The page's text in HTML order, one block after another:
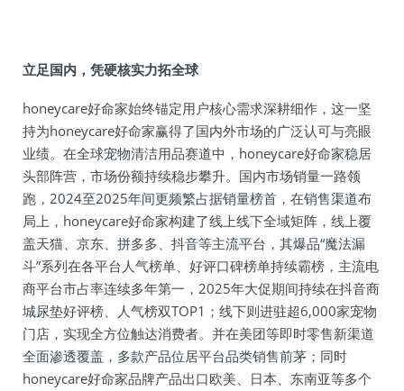
立足国内，凭硬核实力拓全球
honeycare好命家始终锚定用户核心需求深耕细作，这一坚
持为honeycare好命家赢得了国内外市场的广泛认可与亮眼
业绩。在全球宠物清洁用品赛道中，honeycare好命家稳居
头部阵营，市场份额持续稳步攀升。国内市场销量一路领
跑，2024至2025年间更频繁占据销量榜首，在销售渠道布
局上，honeycare好命家构建了线上线下全域矩阵，线上覆
盖天猫、京东、拼多多、抖音等主流平台，其爆品“魔法漏
斗”系列在各平台人气榜单、好评口碑榜单持续霸榜，主流电
商平台市占率连续多年第一，2025年大促期间持续在抖音商
城尿垫好评榜、人气榜双TOP1；线下则进驻超6,000家宠物
门店，实现全方位触达消费者。并在美团等即时零售新渠道
全面渗透覆盖，多款产品位居平台品类销售前茅；同时
honeycare好命家品牌产品出口欧美、日本、东南亚等多个